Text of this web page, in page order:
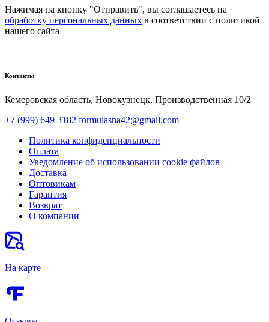
Нажимая на кнопку "Отправить", вы соглашаетесь на
обработку персональных данных в соответствии с политикой
нашего сайта
Контакты
Кемеровская область, Новокузнецк,​ Производственная 10/2
+7 (999) 649 3182 formulasna42@gmail.com
Политика конфиденциальности
Оплата
Уведомление об использовании cookie файлов
Доставка
Оптовикам
Гарантия
Возврат
О компании
На карте